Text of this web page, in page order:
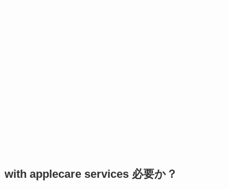
with applecare services 必要か？